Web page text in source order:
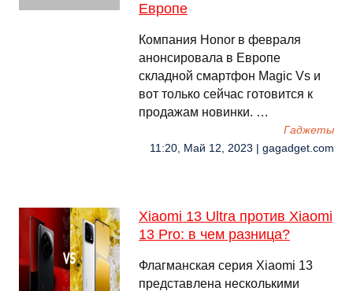
Европе
Компания Honor в февраля
анонсировала в Европе
складной смартфон Magic Vs и
вот только сейчас готовится к
продажам новинки. …
Гаджеты
11:20, Май 12, 2023 | gagadget.com
Xiaomi 13 Ultra против Xiaomi
13 Pro: в чем разница?
Флагманская серия Xiaomi 13
представлена несколькими